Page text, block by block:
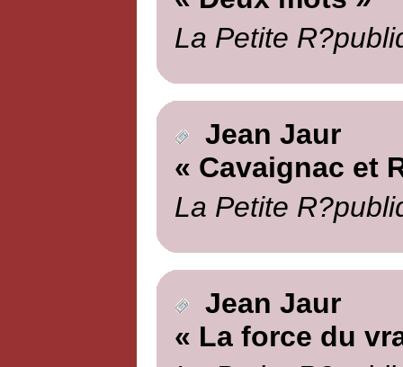
La Petite
Jean Jaur
« Cavaignac et
La Petite
Jean Jaur
« La force du